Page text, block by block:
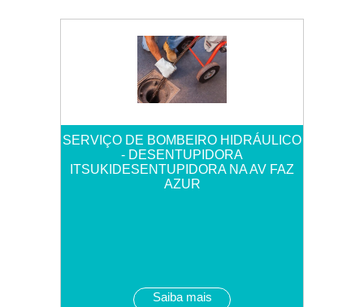
SERVIÇO DE BOMBEIRO HIDRÁULICO
- DESENTUPIDORA
ITSUKIDESENTUPIDORA NA AV FAZ
AZUR
Saiba mais